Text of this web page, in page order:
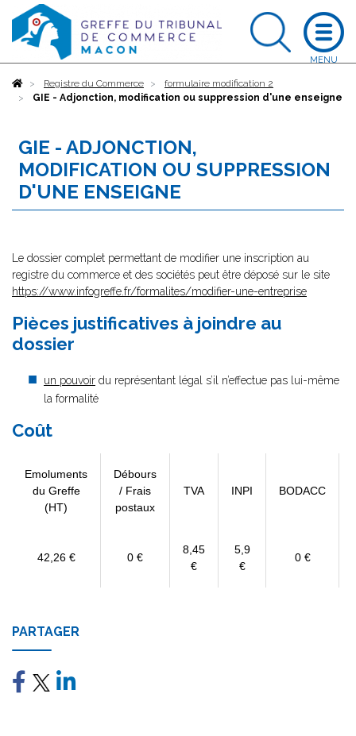
AccueilRegistre du Commerce
formulaire modification 2
GIE - Adjonction, modification ou suppression d'une enseigne
GIE - ADJONCTION,
MODIFICATION OU SUPPRESSION
D'UNE ENSEIGNE
Le dossier complet permettant de modifier une inscription au
registre du commerce et des sociétés peut être déposé sur le site
https://www.infogreffe.fr/formalites/modifier-une-entreprise
Pièces justificatives à joindre au
dossier
un pouvoir du représentant légal s’il n’effectue pas lui-même
la formalité
Coût
Emoluments
du Greffe
(HT)
Débours
/ Frais
postaux
TVA INPI BODACC
42,26 € 0 €
8,45
€
5,9
€
0 €
PARTAGER